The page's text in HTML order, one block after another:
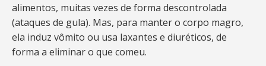
alimentos, muitas vezes de forma descontrolada
(ataques de gula). Mas, para manter o corpo magro,
ela induz vômito ou usa laxantes e diuréticos, de
forma a eliminar o que comeu.